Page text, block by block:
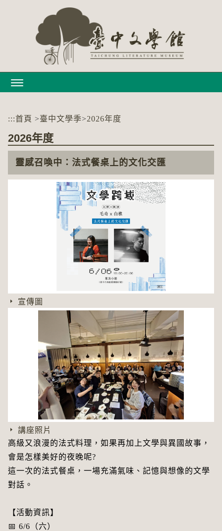
:::首頁 >臺中文學季>2026年度
2026年度
靈感召喚中：法式餐桌上的文化交匯
宣傳圖
講座照片
高級又浪漫的法式料理，如果再加上文學與異國故事，
會是怎樣美好的夜晚呢?
這一次的法式餐桌，一場充滿氣味、記憶與想像的文學
對話。
【活動資訊】
📅 6/6（六）